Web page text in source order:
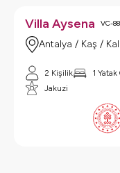
Villa Aysena VC-
Antalya / Kaş /
2 Kişilik 1 Yatak
Jakuzi